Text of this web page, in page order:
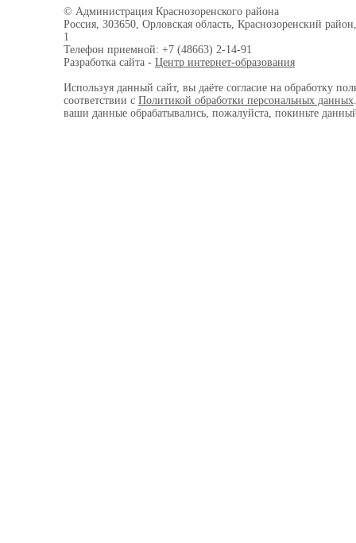
© Администрация Краснозоренского района
Россия, 303650, Орловская область, Краснозоренский
1
Телефон приемной: +7 (48663) 2-14-91
Разработка сайта - Центр интернет-образования
Используя данный сайт, вы даёте согласие на обработку
соответствии с Политикой обработки персональных данных
ваши данные обрабатывались, пожалуйста, покиньте